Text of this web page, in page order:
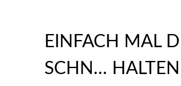
EINFACH MAL
SCHN…